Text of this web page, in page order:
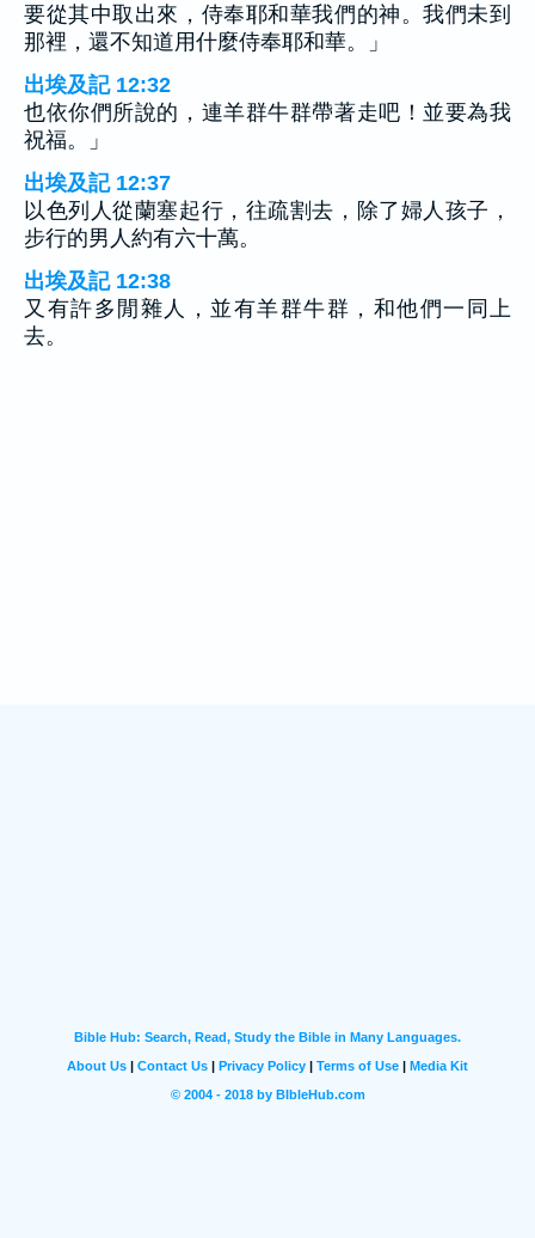
要從其中取出來，侍奉耶和華我們的神。我們未到
那裡，還不知道用什麼侍奉耶和華。」
出埃及記 12:32
也依你們所說的，連羊群牛群帶著走吧！並要為我
祝福。」
出埃及記 12:37
以色列人從蘭塞起行，往疏割去，除了婦人孩子，
步行的男人約有六十萬。
出埃及記 12:38
又有許多閒雜人，並有羊群牛群，和他們一同上
去。